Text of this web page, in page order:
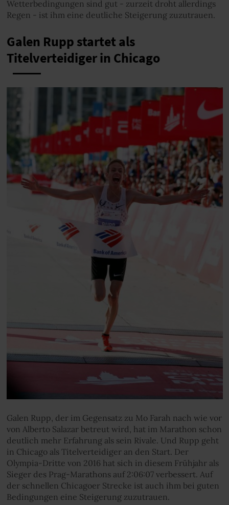
Wetterbedingungen sind gut - zurzeit droht allerdings
Regen - ist ihm eine deutliche Steigerung zuzutrauen.
Galen Rupp startet als
Titelverteidiger in Chicago
Galen Rupp, der im Gegensatz zu Mo Farah nach wie vor
von Alberto Salazar betreut wird, hat im Marathon schon
deutlich mehr Erfahrung als sein Rivale. Und Rupp geht
in Chicago als Titelverteidiger an den Start. Der
Olympia-Dritte von 2016 hat sich in diesem Frühjahr als
Sieger des Prag-Marathons auf 2:06:07 verbessert. Auf
der schnellen Chicagoer Strecke ist auch ihm bei guten
Bedingungen eine Steigerung zuzutrauen.